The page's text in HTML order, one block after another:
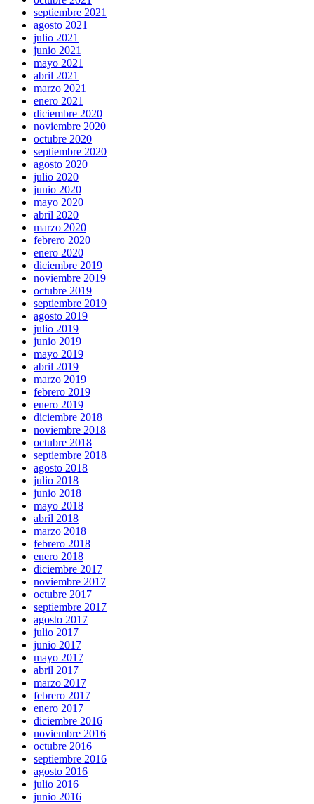
septiembre 2021
agosto 2021
julio 2021
junio 2021
mayo 2021
abril 2021
marzo 2021
enero 2021
diciembre 2020
noviembre 2020
octubre 2020
septiembre 2020
agosto 2020
julio 2020
junio 2020
mayo 2020
abril 2020
marzo 2020
febrero 2020
enero 2020
diciembre 2019
noviembre 2019
octubre 2019
septiembre 2019
agosto 2019
julio 2019
junio 2019
mayo 2019
abril 2019
marzo 2019
febrero 2019
enero 2019
diciembre 2018
noviembre 2018
octubre 2018
septiembre 2018
agosto 2018
julio 2018
junio 2018
mayo 2018
abril 2018
marzo 2018
febrero 2018
enero 2018
diciembre 2017
noviembre 2017
octubre 2017
septiembre 2017
agosto 2017
julio 2017
junio 2017
mayo 2017
abril 2017
marzo 2017
febrero 2017
enero 2017
diciembre 2016
noviembre 2016
octubre 2016
septiembre 2016
agosto 2016
julio 2016
junio 2016